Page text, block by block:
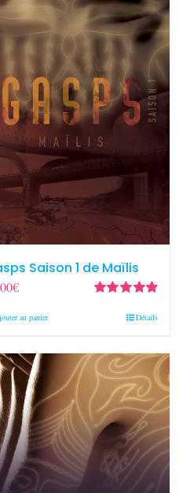
Saison 1 de Maïlis
€
au panier Détails